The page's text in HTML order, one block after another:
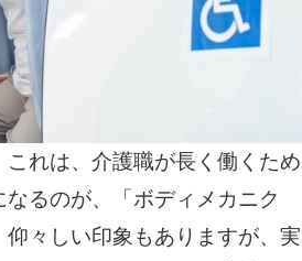
れは、介護職が長く働くため
るのが、「ボディメカニク
々しい印象もありますが、実